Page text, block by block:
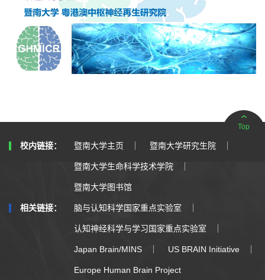
Top
校内链接： 暨南大学主页 暨南大学研究生院
暨南大学生命科学技术学院
暨南大学图书馆
相关链接： 脑与认知科学国家重点实验室
认知神经科学与学习国家重点实验室
Japan Brain/MINS US BRAIN Initiative
Europe Human Brain Project